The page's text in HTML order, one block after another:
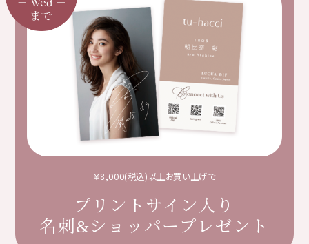
￥8,000(税込)以上お買い上げで
プリントサイン入り
名刺&ショッパープレゼント